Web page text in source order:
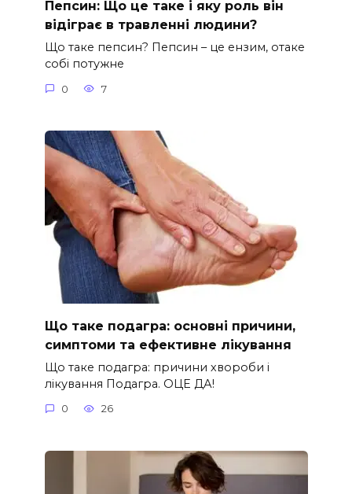
Пепсин: Що це таке і яку роль він
відіграє в травленні людини?
Що таке пепсин? Пепсин – це ензим, отаке
собі потужне
0 7
Що таке подагра: основні причини,
симптоми та ефективне лікування
Що таке подагра: причини хвороби і
лікування Подагра. ОЦЕ ДА!
0 26